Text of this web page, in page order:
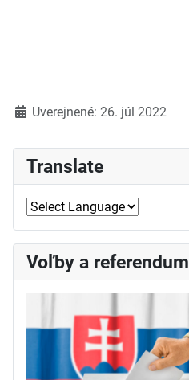
Translate
Voľby a referendum
DetailyUverejnené: 26. júl 2022